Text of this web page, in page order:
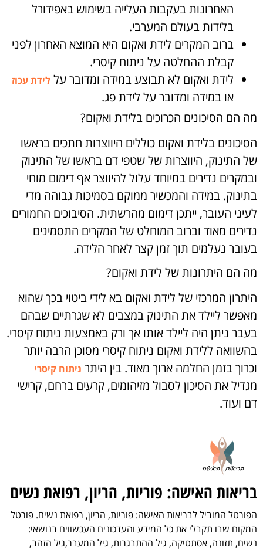
האחרונות בעקבות העלייה בשימוש באפידורל
בלידות בעולם המערבי.
ברוב המקרים לידת ואקום היא המוצא האחרון לפני
קבלת ההחלטה על ניתוח קיסרי.
לידת ואקום לא תבוצע במידה ומדובר על לידת עכוז
או במידה ומדובר על לידת פג.
מה הם הסיכונים הכרוכים בלידת ואקום?
הסיכונים בלידת ואקום כוללים היווצרות חתכים בראשו
של התינוק, היווצרות של שטפי דם בראשו של התינוק
ובמקרים נדירים במיוחד עלול להיווצר אף דימום מוחי
בתינוק. במידה והמכשיר ממוקם בסמיכות גבוהה מדי
לעיני העובר, ייתכן דימום מהרשתית. הסיבוכים החמורים
נדירים מאוד וברוב המוחלט של המקרים התסמינים
בעובר נעלמים תוך זמן קצר לאחר הלידה.
מה הם היתרונות של לידת ואקום?
היתרון המרכזי של לידת ואקום בא לידי ביטוי בכך שהוא
מאפשר ליילד את התינוק במצבים לא שגרתיים שבהם
בעבר ניתן היה ליילד אותו אך ורק באמצעות ניתוח קיסרי.
בהשוואה ללידת ואקום ניתוח קיסרי מסוכן הרבה יותר
וכרוך בזמן החלמה ארוך מאוד. בין היתר ניתוח קיסרי
מגדיל את הסיכון לסבול מזיהומים, קרעים ברחם, קרישי
דם ועוד.
בריאות האישה: פוריות, הריון, רפואת נשים
הפורטל המוביל לבריאות האישה: פוריות, הריון, רפואת נשים. פורטל
המקום שבו תקבלי את כל המידע והעדכונים העכשווים בנושאי:
נשים, תזונה, אסתטיקה, גיל ההתבגרות, גיל המעבר,גיל הזהב,